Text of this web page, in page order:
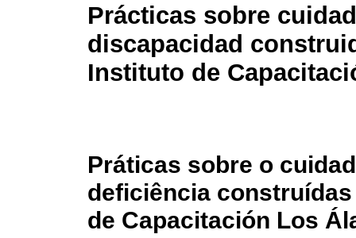
Prácticas sobre
discapacidad
Instituto de
Práticas sobre o
deficiência
de Capacitación Los